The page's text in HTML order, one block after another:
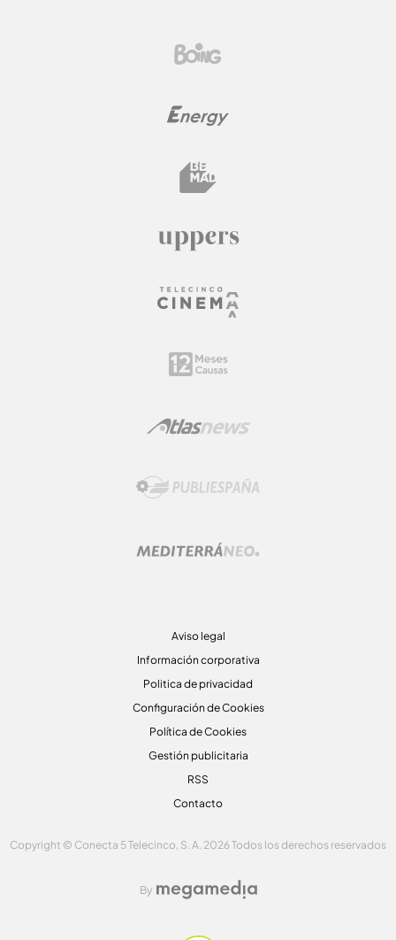
Aviso legal
Información corporativa
Politica de privacidad
Configuración de Cookies
Política de Cookies
Gestión publicitaria
RSS
Contacto
Copyright © Conecta 5 Telecinco, S. A. 2026 Todos los derechos reservados
By